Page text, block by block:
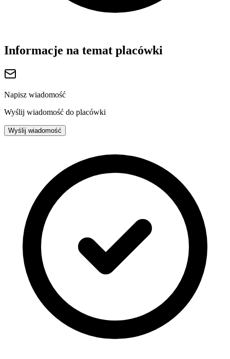
Informacje na temat placówki
Napisz wiadomość
Wyślij wiadomość do placówki
Wyślij wiadomość